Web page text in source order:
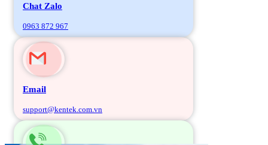
Chat Zalo
0963 872 967
Email
support@kentek.com.vn